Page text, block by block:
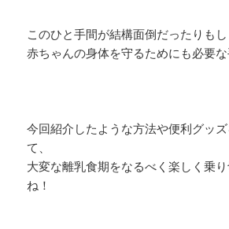
このひと手間が結構面倒だったりもし
赤ちゃんの身体を守るためにも必要な
今回紹介したような方法や便利グッ
て、
大変な離乳食期をなるべく楽しく乗
ね！